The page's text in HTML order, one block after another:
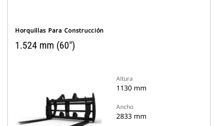
Horquillas Para Construcción
1.524 mm (60")
Altura
1130 mm
Ancho
2833 mm